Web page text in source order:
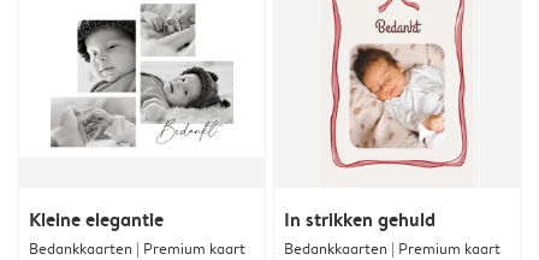
Kleine elegantie
Bedankkaarten | Premium kaart
In strikken gehuld
Bedankkaarten | Premium kaart